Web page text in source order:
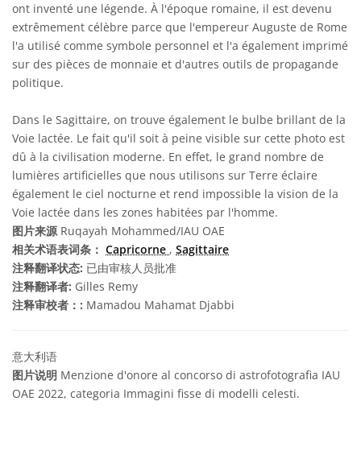
ont inventé une légende. À l'époque romaine, il est devenu
extrêmement célèbre parce que l'empereur Auguste de Rome
l'a utilisé comme symbole personnel et l'a également imprimé
sur des pièces de monnaie et d'autres outils de propagande
politique.
Dans le Sagittaire, on trouve également le bulbe brillant de la
Voie lactée. Le fait qu'il soit à peine visible sur cette photo est
dû à la civilisation moderne. En effet, le grand nombre de
lumières artificielles que nous utilisons sur Terre éclaire
également le ciel nocturne et rend impossible la vision de la
Voie lactée dans les zones habitées par l'homme.
图片来源Ruqayah Mohammed/IAU OAE
相关术语表词条： Capricorne , Sagittaire
注释翻译状态: 已由审核人员批准
注释翻译者: Gilles Remy
注释审校者：: Mamadou Mahamat Djabbi
意大利语
图片说明 Menzione d'onore al concorso di astrofotografia IAU
OAE 2022, categoria Immagini fisse di modelli celesti.